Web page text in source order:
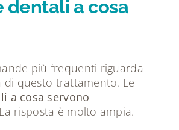
dentali a cosa
più frequenti riguarda
di questo trattamento. Le
a cosa servono
risposta è molto ampia.